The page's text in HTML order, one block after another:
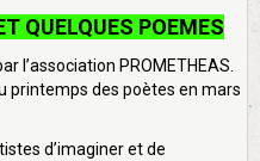
QUELQUES POEMES
l’association PROMETHEAS.
printemps des poètes en mars
d’imaginer et de